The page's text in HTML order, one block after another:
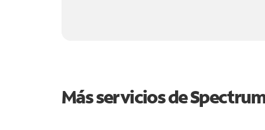
Más servicios de